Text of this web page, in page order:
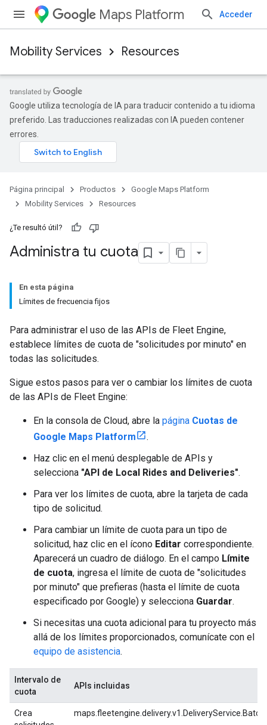
Maps Platform Acceder
Mobility Services Resources
Google utiliza tecnología de IA para traducir contenido a tu idioma
preferido. Las traducciones realizadas con IA pueden contener
errores.
Página principal Productos
Google Maps Platform
Mobility Services
Resources
¿Te resultó útil?
Administra tu cuota
En esta página
Límites de frecuencia fijos
Para administrar el uso de las APIs de Fleet Engine,
establece límites de cuota de "solicitudes por minuto" en
todas las solicitudes.
Sigue estos pasos para ver o cambiar los límites de cuota
de las APIs de Fleet Engine:
En la consola de Cloud, abre la página Cuotas de
Google Maps Platform
.
Haz clic en el menú desplegable de APIs y
selecciona "API de Local Rides and Deliveries".
Para ver los límites de cuota, abre la tarjeta de cada
tipo de solicitud.
Para cambiar un límite de cuota para un tipo de
solicitud, haz clic en el ícono Editar correspondiente.
Aparecerá un cuadro de diálogo. En el campo Límite
de cuota, ingresa el límite de cuota de "solicitudes
por minuto" que prefieras (hasta el límite de cuota
especificado por Google) y selecciona Guardar.
Si necesitas una cuota adicional para tu proyecto más
allá de los límites proporcionados, comunícate con el
equipo de asistencia.
Intervalo de
cuota
APIs incluidas
Crea